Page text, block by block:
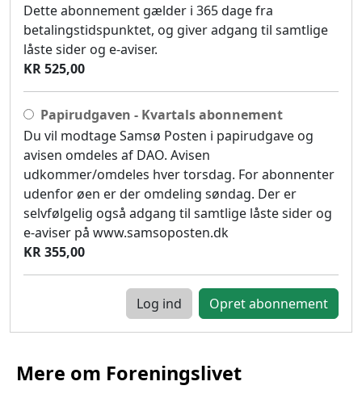
Dette abonnement gælder i 365 dage fra
betalingstidspunktet, og giver adgang til samtlige
låste sider og e-aviser.
KR 525,00
Papirudgaven - Kvartals abonnement
Du vil modtage Samsø Posten i papirudgave og
avisen omdeles af DAO. Avisen
udkommer/omdeles hver torsdag. For abonnenter
udenfor øen er der omdeling søndag. Der er
selvfølgelig også adgang til samtlige låste sider og
e-aviser på www.samsoposten.dk
KR 355,00
Log ind
Mere om Foreningslivet